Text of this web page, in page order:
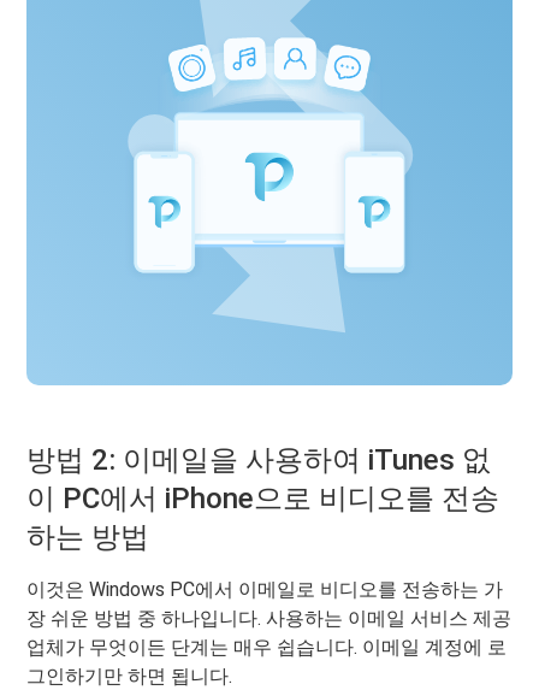
방법 2: 이메일을 사용하여 iTunes 없
이 PC에서 iPhone으로 비디오를 전송
하는 방법
이것은 Windows PC에서 이메일로 비디오를 전송하는 가
장 쉬운 방법 중 하나입니다. 사용하는 이메일 서비스 제공
업체가 무엇이든 단계는 매우 쉽습니다. 이메일 계정에 로
그인하기만 하면 됩니다.